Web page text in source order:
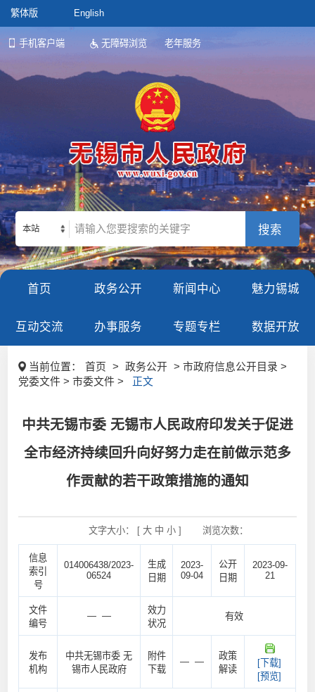
繁体版 English
手机客户端 无障碍浏览 老年服务
本站
首页 政务公开 新闻中心 魅力锡城
互动交流 办事服务 专题专栏 数据开放
当前位置： 首页 > 政务公开
> 市政府信息公开目录 >
党委文件 > 市委文件 >
正文
中共无锡市委 无锡市人民政府印发关于促进
全市经济持续回升向好努力走在前做示范多
作贡献的若干政策措施的通知
文字大小： [ 大 中 小] 浏览次数：
信息
索引
号
014006438/2023-
06524
生成
日期
2023-
09-04
公开
日期
2023-09-
21
文件
编号
— —
效力
状况
有效
发布
机构
中共无锡市委 无
锡市人民政府
附件
下载
— —
政策
解读
[下载]
[预览]